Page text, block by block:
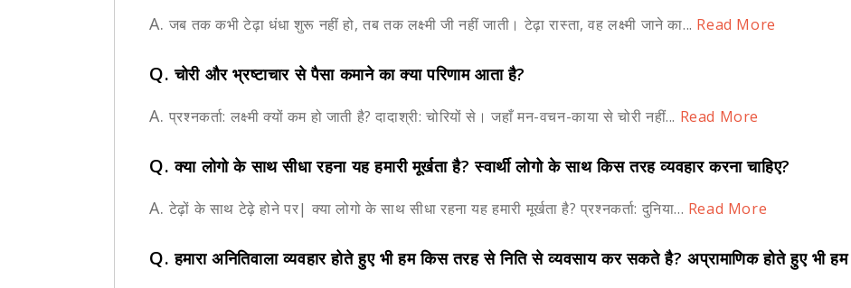
A. जब तक कभी टेढ़ा धंधा शुरू नहीं हो, तब तक लक्ष्मी जी नहीं जाती। टेढ़ा रास्ता, वह लक्ष्मी जाने का... Read More
Q.चोरी और भ्रष्टाचार से पैसा कमाने का क्या परिणाम आता है?
A. प्रश्नकर्ता: लक्ष्मी क्यों कम हो जाती है? दादाश्री: चोरियों से। जहाँ मन-वचन-काया से चोरी नहीं... Read More
Q.क्या लोगो के साथ सीधा रहना यह हमारी मूर्खता है? स्वार्थी लोगो के साथ किस तरह व्यवहार करना चाहिए?
A. टेढ़ों के साथ टेढ़े होने पर| क्या लोगो के साथ सीधा रहना यह हमारी मूर्खता है? प्रश्नकर्ता: दुनिया... Read More
Q.हमारा अनितिवाला व्यवहार होते हुए भी हम किस तरह से निति से व्यवसाय कर सकते है? अप्रामाणिक होते हुए भी